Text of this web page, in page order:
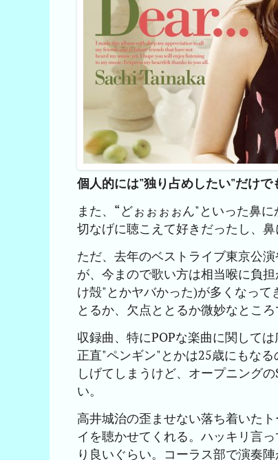
個人的には"独り占めしたい"だけで
また、“どぉぉぉぉん"といった鼻
切なげに聴こえて好きだったし、
ただ、去年のベストライブ東京公
が、今まので歌い方は相当喉に負
け殻"とかヤバかった)が多くなっ
とるか、欠点ととるか微妙なところ
収録曲、特にPOPな楽曲に関して
正直"ペンギン"とかは25歳にもな
しげてしまうけど、オープニング
い。
高井城治の歪ませない落ち着いた
イを聴かせてくれる。ハッキリ言
り良いぐらい。コーラス部で演奏